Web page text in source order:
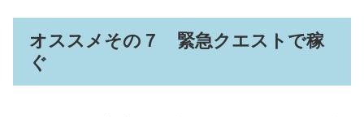
オススメその７ 緊急クエストで稼
ぐ